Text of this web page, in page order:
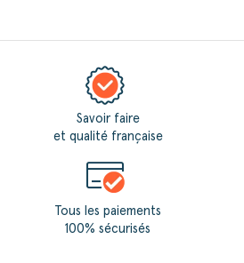
Savoir faire
et qualité française
Tous les paiements
100% sécurisés